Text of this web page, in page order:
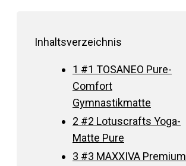
Inhaltsverzeichnis
1 #1 TOSANEO Pure-
Comfort
Gymnastikmatte
2 #2 Lotuscrafts Yoga-
Matte Pure
3 #3 MAXXIVA Premium